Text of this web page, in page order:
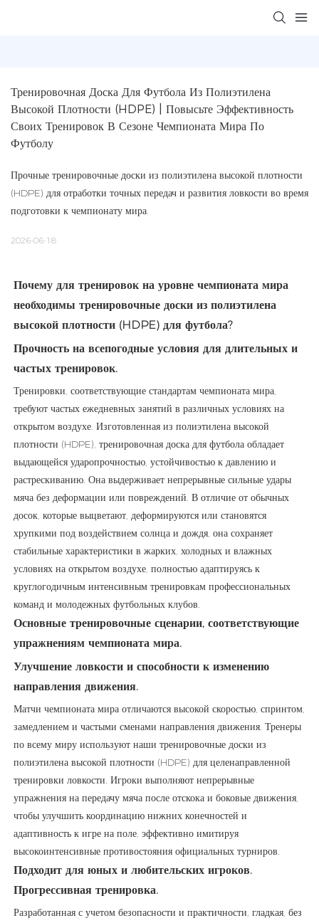
Тренировочная Доска Для Футбола Из Полиэтилена
Высокой Плотности (HDPE) | Повысьте Эффективность
Своих Тренировок В Сезоне Чемпионата Мира По
Футболу
Прочные тренировочные доски из полиэтилена высокой плотности
(HDPE) для отработки точных передач и развития ловкости во время
подготовки к чемпионату мира.
2026-06-18
Почему для тренировок на уровне чемпионата мира
необходимы тренировочные доски из полиэтилена
высокой плотности (HDPE) для футбола?
Прочность на всепогодные условия для длительных и
частых тренировок.
Тренировки, соответствующие стандартам чемпионата мира,
требуют частых ежедневных занятий в различных условиях на
открытом воздухе. Изготовленная из полиэтилена высокой
плотности (HDPE), тренировочная доска для футбола обладает
выдающейся ударопрочностью, устойчивостью к давлению и
растрескиванию. Она выдерживает непрерывные сильные удары
мяча без деформации или повреждений. В отличие от обычных
досок, которые выцветают, деформируются или становятся
хрупкими под воздействием солнца и дождя, она сохраняет
стабильные характеристики в жарких, холодных и влажных
условиях на открытом воздухе, полностью адаптируясь к
круглогодичным интенсивным тренировкам профессиональных
команд и молодежных футбольных клубов.
Основные тренировочные сценарии, соответствующие
упражнениям чемпионата мира.
Улучшение ловкости и способности к изменению
направления движения.
Матчи чемпионата мира отличаются высокой скоростью, спринтом,
замедлением и частыми сменами направления движения. Тренеры
по всему миру используют наши тренировочные доски из
полиэтилена высокой плотности (HDPE) для целенаправленной
тренировки ловкости. Игроки выполняют непрерывные
упражнения на передачу мяча после отскока и боковые движения,
чтобы улучшить координацию нижних конечностей и
адаптивность к игре на поле, эффективно имитируя
высокоинтенсивные противостояния официальных турниров.
Подходит для юных и любительских игроков.
Прогрессивная тренировка.
Разработанная с учетом безопасности и практичности, гладкая, без